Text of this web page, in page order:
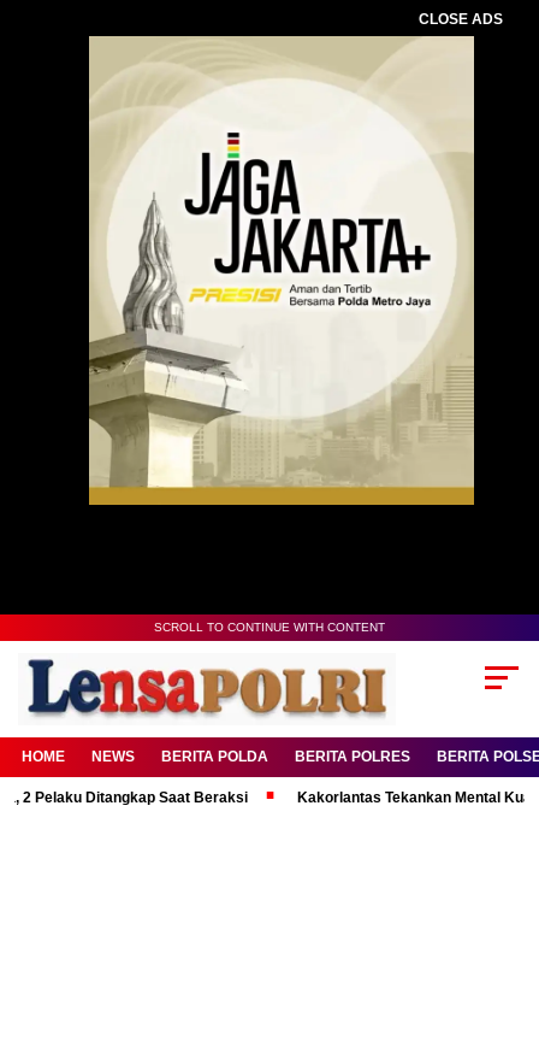
CLOSE ADS
SCROLL TO CONTINUE WITH CONTENT
HOME NEWS BERITA POLDA BERITA POLRES BERITA
Ditangkap Saat Beraksi Kakorlantas Tekankan Mental Kuat